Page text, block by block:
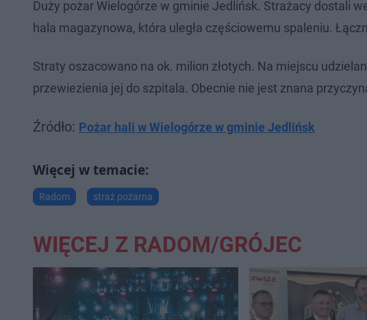
Duży pożar Wielogórze w gminie Jedlińsk. Strażacy dostali
hala magazynowa, która uległa częściowemu spaleniu.
Straty oszacowano na ok. milion złotych. Na miejscu
przewiezienia jej do szpitala. Obecnie nie jest znana
Źródło: Pożar hali w Wielogórze w gminie Jedlińsk
Radom straż pożarna
WIĘCEJ Z RADOM/GRÓJEC